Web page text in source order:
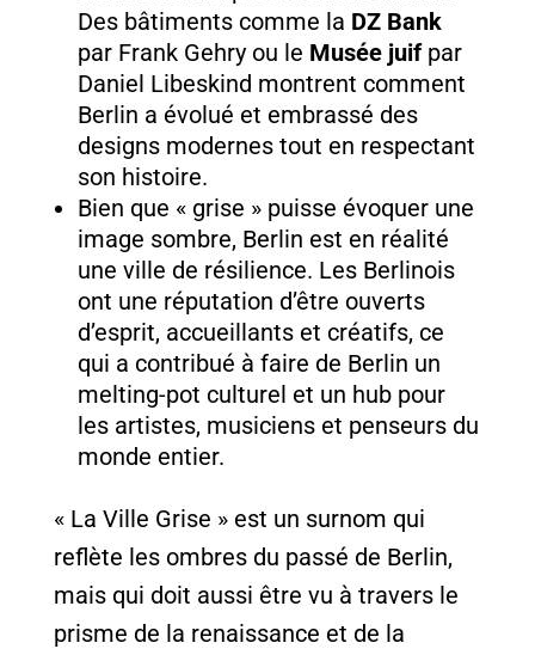
Des bâtiments comme la DZ Bank
par Frank Gehry ou le Musée juifpar
Daniel Libeskind montrent comment
Berlin a évolué et embrassé des
designs modernes tout en respectant
son histoire.
Bien que « grise » puisse évoquer une
image sombre, Berlin est en réalité
une ville de résilience. Les Berlinois
ont une réputation d’être ouverts
d’esprit, accueillants et créatifs, ce
qui a contribué à faire de Berlin un
melting-pot culturel et un hub pour
les artistes, musiciens et penseurs du
monde entier.
« La Ville Grise » est un surnom qui
reflète les ombres du passé de Berlin,
mais qui doit aussi être vu à travers le
prisme de la renaissance et de la